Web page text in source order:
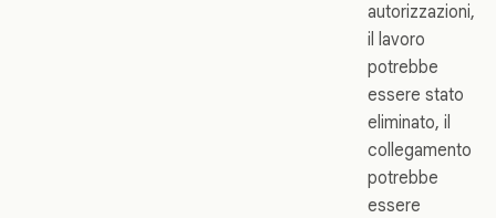
autorizzazioni,
il lavoro
potrebbe
essere stato
eliminato, il
collegamento
potrebbe
essere